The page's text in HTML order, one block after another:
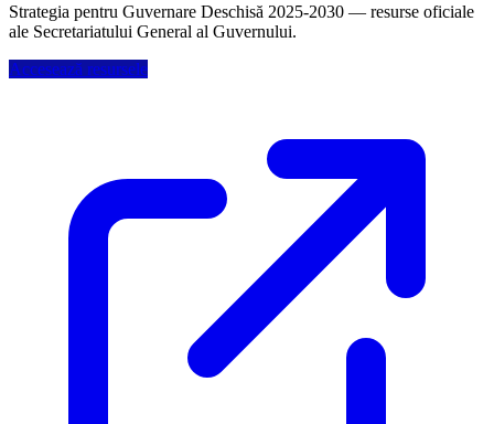
Strategia pentru Guvernare Deschisă 2025-2030 — resurse oficiale
ale Secretariatului General al Guvernului.
Accesează resursele